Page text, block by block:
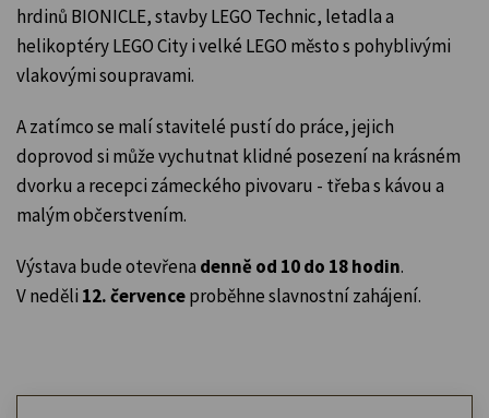
hrdinů BIONICLE, stavby LEGO Technic, letadla a
helikoptéry LEGO City i velké LEGO město s pohyblivými
vlakovými soupravami.
A zatímco se malí stavitelé pustí do práce, jejich
doprovod si může vychutnat klidné posezení na krásném
dvorku a recepci zámeckého pivovaru - třeba s kávou a
malým občerstvením.
Výstava bude otevřena denně od 10 do 18 hodin.
V neděli 12. červenceproběhne slavnostní zahájení.